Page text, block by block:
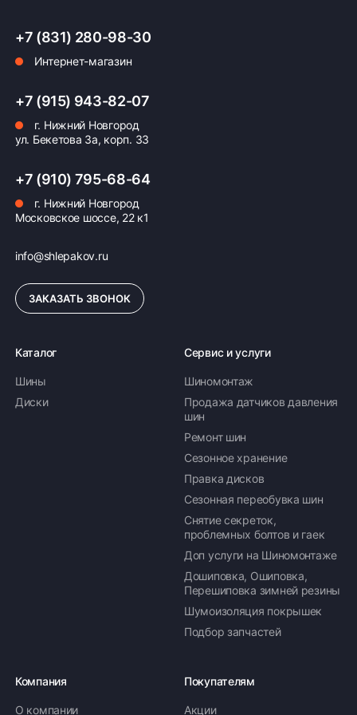
+7 (831) 280-98-30
Интернет-магазин
+7 (915) 943-82-07
г. Нижний Новгород
ул. Бекетова 3а, корп. 33
+7 (910) 795-68-64
г. Нижний Новгород
Московское шоссе, 22 к1
info@shlepakov.ru
ЗАКАЗАТЬ ЗВОНОК
Каталог
Шины
Диски
Сервис и услуги
Шиномонтаж
Продажа датчиков давления
шин
Ремонт шин
Сезонное хранение
Правка дисков
Сезонная переобувка шин
Снятие секреток,
проблемных болтов и гаек
Доп услуги на Шиномонтаже
Дошиповка, Ошиповка,
Перешиповка зимней резины
Шумоизоляция покрышек
Подбор запчастей
Компания
О компании
Покупателям
Акции